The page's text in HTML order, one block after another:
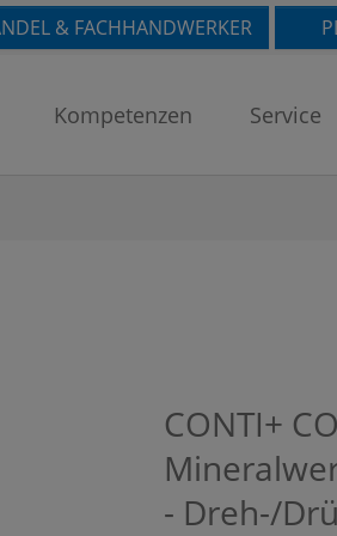
& FACHHANDWERKER
Kompetenzen Service
CONTI+
- Dreh-/